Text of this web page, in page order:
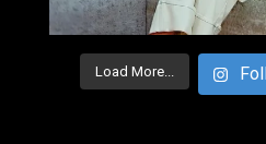
Load More...